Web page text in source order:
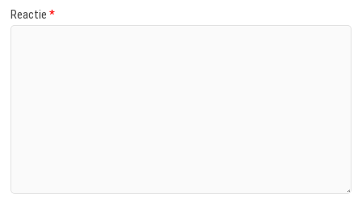
Reactie*